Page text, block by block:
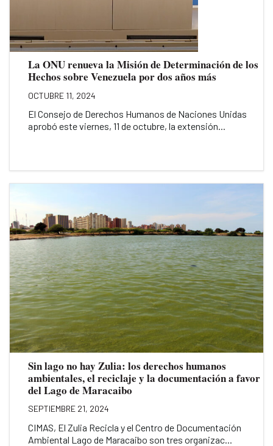
La ONU renueva la Misión de Determinación de los
Hechos sobre Venezuela por dos años más
OCTUBRE 11, 2024
El Consejo de Derechos Humanos de Naciones Unidas
aprobó este viernes, 11 de octubre, la extensión...
Sin lago no hay Zulia: los derechos humanos
ambientales, el reciclaje y la documentación a favor
del Lago de Maracaibo
SEPTIEMBRE 21, 2024
CIMAS, El Zulia Recicla y el Centro de Documentación
Ambiental Lago de Maracaibo son tres organizac...